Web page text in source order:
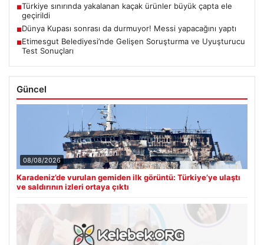
■Türkiye sınırında yakalanan kaçak ürünler büyük çapta ele
geçirildi
■Dünya Kupası sonrası da durmuyor! Messi yapacağını yaptı
■Etimesgut Belediyesi’nde Gelişen Soruşturma ve Uyuşturucu
Test Sonuçları
Güncel
08/08/2026
Karadeniz’de vurulan gemiden ilk görüntü: Türkiye’ye ulaştı
ve saldırının izleri ortaya çıktı